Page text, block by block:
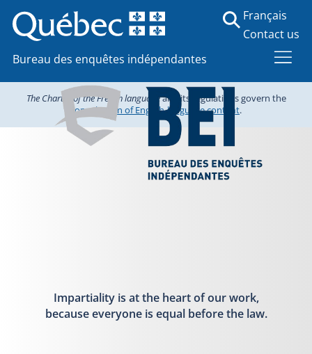
Bureau des enquêtes indépendantes
Français
Contact us
The Charter of the French languageand its regulations govern the
consultation of English-language content.
Impartiality is at the heart of our work,
because everyone is equal before the law.